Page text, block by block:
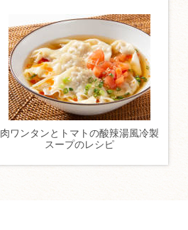
肉ワンタンとトマトの酸辣湯風冷製
スープのレシピ